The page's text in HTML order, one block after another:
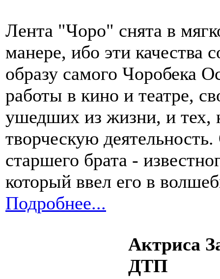
Лента "Чоро" снята в
манере, ибо эти качества
образу самого Чоробека
работы в кино и театре,
ушедших из жизни, и тех,
творческую
старшего брата -
который ввел его в
Подробнее...
Актриса
ДТП